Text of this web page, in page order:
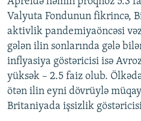
Valyuta Fondunun fikrincə,
aktivlik pandemiyaöncəsi
gələn ilin sonlarında gələ
inflyasiya göstəricisi isə
yüksək – 2.5 faiz olub.
ötən ilin eyni dövrüylə
Britaniyada işsizlik